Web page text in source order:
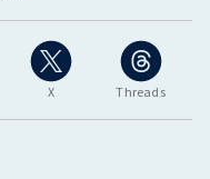
X Threads